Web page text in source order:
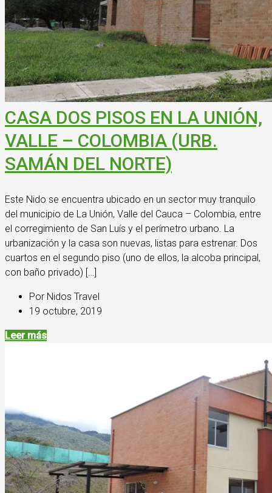
CASA DOS PISOS EN LA UNIÓN,
VALLE – COLOMBIA (URB.
SAMÁN DEL NORTE)
Este Nido se encuentra ubicado en un sector muy tranquilo
del municipio de La Unión, Valle del Cauca – Colombia, entre
el corregimiento de San Luís y el perímetro urbano. La
urbanización y la casa son nuevas, listas para estrenar. Dos
cuartos en el segundo piso (uno de ellos, la alcoba principal,
con baño privado) […]
Por Nidos Travel
19 octubre, 2019
Leer más